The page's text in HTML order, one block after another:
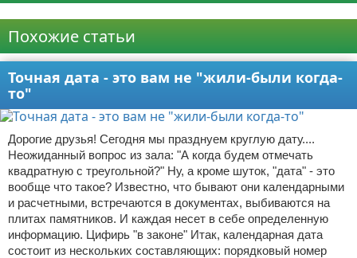
Похожие статьи
Точная дата - это вам не "жили-были когда-
то"
Дорогие друзья! Сегодня мы празднуем круглую дату....
Неожиданный вопрос из зала: "А когда будем отмечать
квадратную с треугольной?" Ну, а кроме шуток, "дата" - это
вообще что такое? Известно, что бывают они календарными
и расчетными, встречаются в документах, выбиваются на
плитах памятников. И каждая несет в себе определенную
информацию. Цифирь "в законе" Итак, календарная дата
состоит из нескольких составляющих: порядковый номер